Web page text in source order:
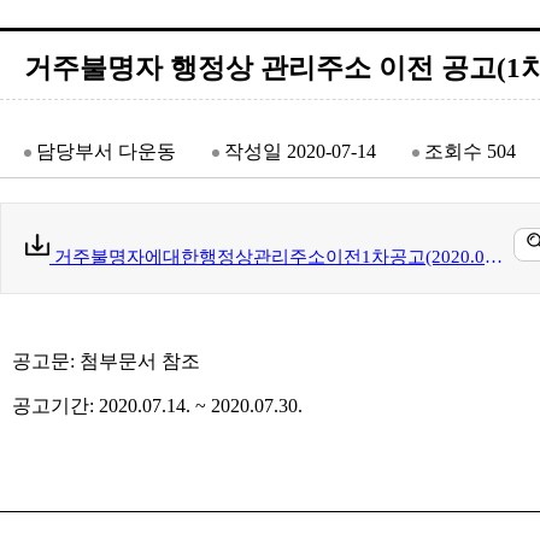
거주불명자 행정상 관리주소 이전 공고(1
담당부서 다운동 작성일 2020-07-14 조회수 504
거주불명자에대한행정상관리주소이전1차공고(2020.07.14.).pdf(33 kb)
공고문: 첨부문서 참조
공고기간: 2020.07.14. ~ 2020.07.30.